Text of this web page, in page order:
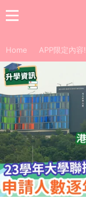
Home APP限定內容!